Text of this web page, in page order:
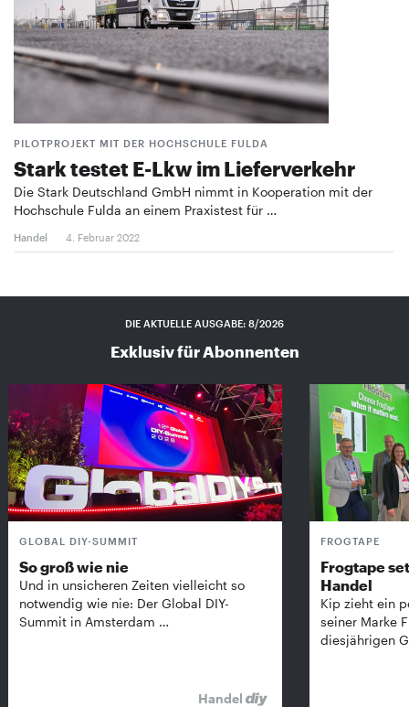
PILOTPROJEKT MIT DER HOCHSCHULE FULDA
Stark testet E-Lkw im Lieferverkehr
Die Stark Deutschland GmbH nimmt in Kooperation mit der
Hochschule Fulda an einem Praxistest für …
Handel 4. Februar 2022
DIE AKTUELLE AUSGABE: 8/2026
Exklusiv für Abonnenten
GLOBAL DIY-SUMMIT
So groß wie nie
Und in unsicheren Zeiten vielleicht so
notwendig wie nie: Der Global DIY-
Summit in Amsterdam …
Handel
FROGTAPE
Frogtape
Handel
Kip zieht ein
seiner Marke
diesjährigen